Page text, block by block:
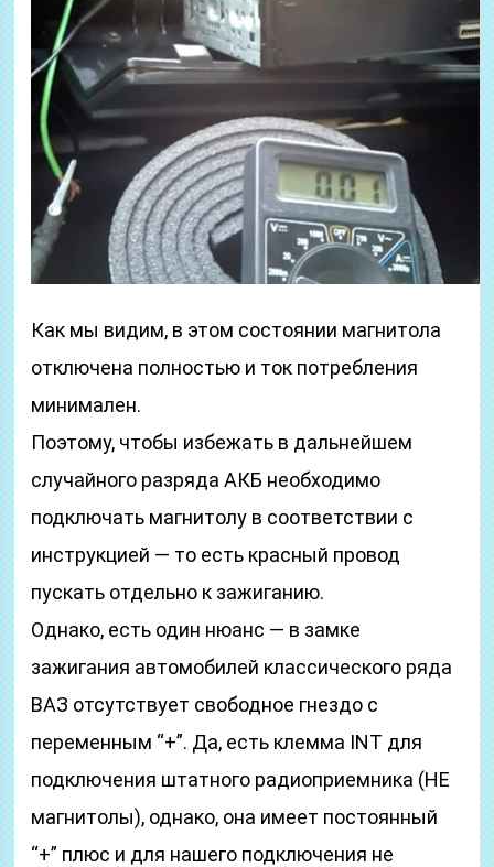
Как мы видим, в этом состоянии магнитола
отключена полностью и ток потребления
минимален.
Поэтому, чтобы избежать в дальнейшем
случайного разряда АКБ необходимо
подключать магнитолу в соответствии с
инструкцией — то есть красный провод
пускать отдельно к зажиганию.
Однако, есть один нюанс — в замке
зажигания автомобилей классического ряда
ВАЗ отсутствует свободное гнездо с
переменным “+”. Да, есть клемма INT для
подключения штатного радиоприемника (НЕ
магнитолы), однако, она имеет постоянный
“+” плюс и для нашего подключения не